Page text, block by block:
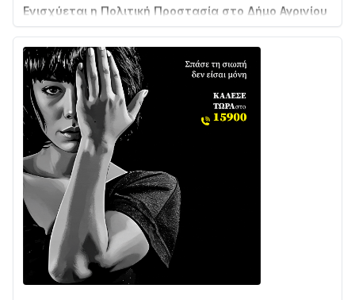
με δύο νέα υδροφόρα οχήματα
Διαβάστε την «Ναυπακτία» που κυκλοφορεί
31/07 • 08:16
Δωρίδα για Όλους: «Καμία εκχώρηση των νερών
στην ΕΥΔΑΠ»
28/07 • 21:46
Διαβάστε την «Ναυπακτία» που κυκλοφορεί
24/07 • 11:31
ΕΚΤΑΚΤΟ – ΝΑΥΠΑΚΤΙΑ: ΣΥΝΑΓΕΡΜΟΣ ΣΤΗΝ
ΠΥΡΟΣΒΕΣΤΙΚΗ ΓΙΑ ΦΩΤΙΑ ΣΤΟΝ ΑΓΙΟ ΗΛΙΑ ΠΡΙΝ ΤΗ
ΓΡΑΝΙΤΣΑ
24/07 • 11:03
ΤΟ ΠΑΡΤΥ ΣΥΝΕΧΙΖΕΤΑΙ…